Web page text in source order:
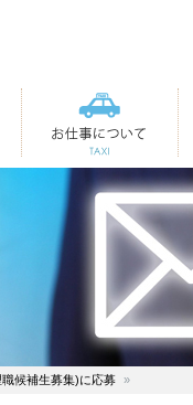
お仕事について
候補生募集)に応募